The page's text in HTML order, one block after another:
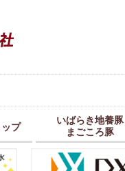
プ
いばらき地養豚
まごころ豚